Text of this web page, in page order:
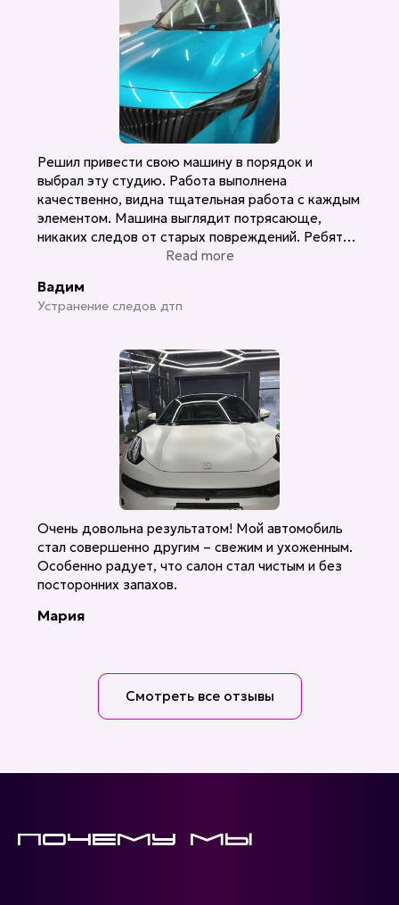
Решил привести свою машину в порядок и
выбрал эту студию. Работа выполнена
качественно, видна тщательная работа с каждым
элементом. Машина выглядит потрясающе,
никаких следов от старых повреждений. Ребята
действительно знают, что делают. Рекомендую!
Read more
Вадим
Устранение следов дтп
Очень довольна результатом! Мой автомобиль
стал совершенно другим – свежим и ухоженным.
Особенно радует, что салон стал чистым и без
посторонних запахов.
Мария
Смотреть все отзывы
Почему мы